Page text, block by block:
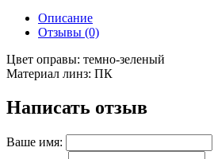
Описание
Отзывы (0)
Цвет оправы: темно-зеленый
Материал линз: ПК
Написать отзыв
Ваше имя: